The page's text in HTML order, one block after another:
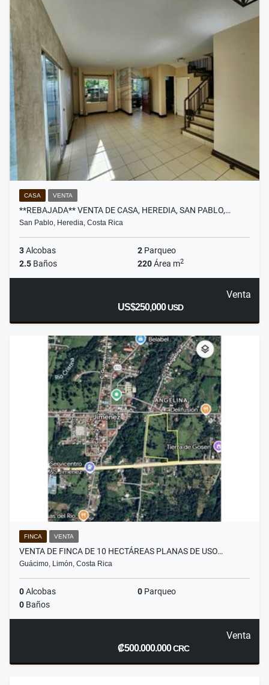
CASA VENTA
**REBAJADA** VENTA DE CASA, HEREDIA, SAN PABLO,…
San Pablo, Heredia, Costa Rica
3Alcobas 2 Parqueo
2.5 Baños 220Área m2
Venta
US$250,000USD
FINCA VENTA
VENTA DE FINCA DE 10 HECTÁREAS PLANAS DE USO…
Guácimo, Limón, Costa Rica
0Alcobas 0 Parqueo
0 Baños
Venta
₡500.000.000CRC